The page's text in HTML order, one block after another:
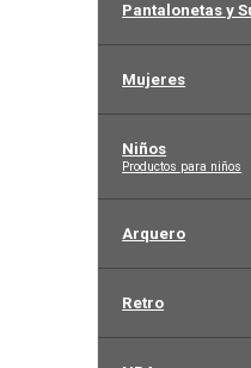
Pantalonetas y
Mujeres
Niños
–
Productos para niños
Arquero
Retro